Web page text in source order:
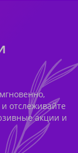
отслеживайте
акции и